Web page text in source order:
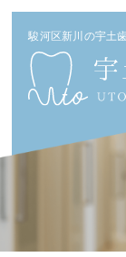
駿河区新川の宇土